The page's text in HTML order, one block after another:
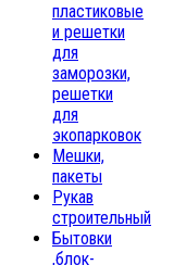
пластиковые
и решетки
для
заморозки,
решетки
для
экопарковок
Мешки,
пакеты
Рукав
строительный
Бытовки
,блок-